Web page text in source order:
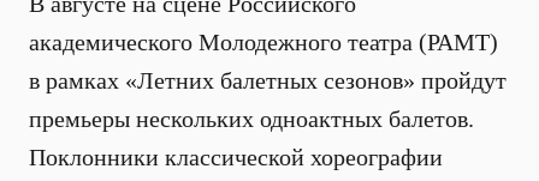
академического Молодежного театра (РАМТ)
в рамках «Летних балетных сезонов» пройдут
премьеры нескольких одноактных балетов.
Поклонники классической хореографии